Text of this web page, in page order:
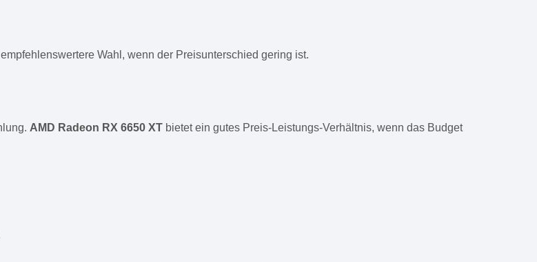
Wahl, wenn der Preisunterschied gering ist.
AMD Radeon RX 6650 XT bietet ein gutes Preis-Leistungs-Verhältnis, wenn das Budget